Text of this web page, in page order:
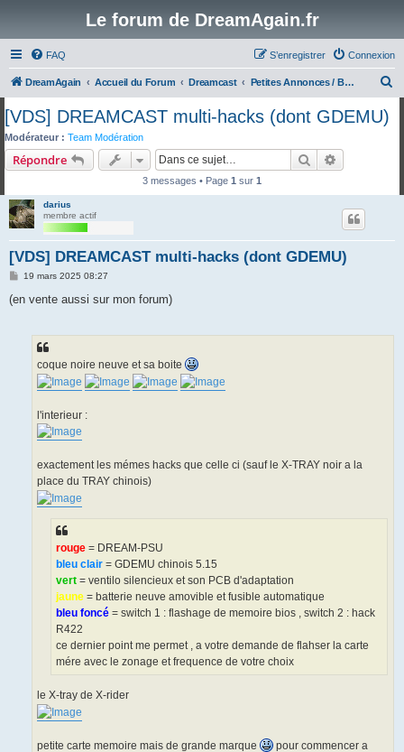
Le forum de DreamAgain.fr
FAQ Connexion
S’enregistrer
DreamAgain Accueil du Forum Dreamcast Petites Annonces / Bons Plans
[VDS] DREAMCAST multi-hacks (dont GDEMU)
Modérateur : Team Modération
Répondre Rechercher
3 messages • Page 1 sur 1
darius
membre actif
[VDS] DREAMCAST multi-hacks (dont GDEMU)
M
s
19 mars 2025 08:27
(en vente aussi sur mon forum)
coque noire neuve et sa boite
l'interieur :
exactement les mémes hacks que celle ci (sauf le X-TRAY noir a la
place du TRAY chinois)
rouge = DREAM-PSU
bleu clair = GDEMU chinois 5.15
vert = ventilo silencieux et son PCB d'adaptation
jaune = batterie neuve amovible et fusible automatique
bleu foncé = switch 1 : flashage de memoire bios , switch 2 : hack
R422
ce dernier point me permet , a votre demande de flahser la carte
mére avec le zonage et frequence de votre choix
le X-tray de X-rider
petite carte memoire mais de grande marque
pour commencer a